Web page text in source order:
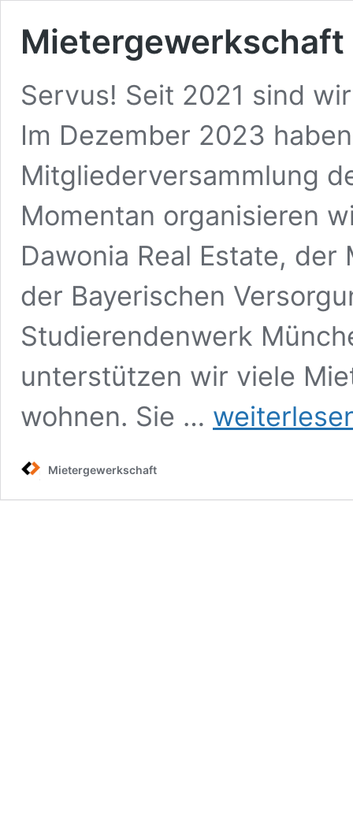
Mietergewerkschaft
Servus! Seit 2021 sind
Im Dezember 2023
Mitgliederversammlung
Momentan organisieren
Dawonia Real Estate,
der Bayerischen
Studierendenwerk
unterstützen wir viele
wohnen. Sie …
Mietergewerkschaft
München
Mietergewerkschaft